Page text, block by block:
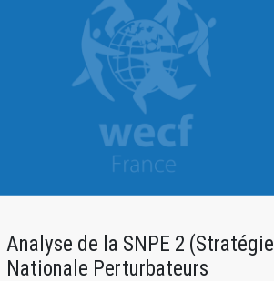
Analyse de la SNPE 2 (Stratégie
Nationale Perturbateurs